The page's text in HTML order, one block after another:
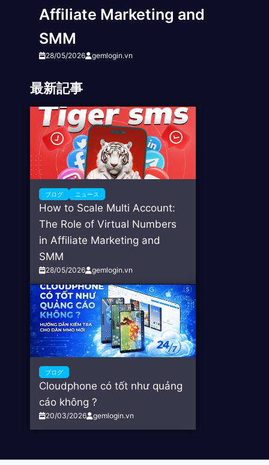
Affiliate Marketing and
SMM
28/05/2026 gemlogin.vn
最新記事
ブログ ニュース
How to Scale Multi Account:
The Role of Virtual Numbers
in Affiliate Marketing and
SMM
28/05/2026 gemlogin.vn
ブログ
Cloudphone có tốt như quảng
cáo không ?
20/03/2026 gemlogin.vn